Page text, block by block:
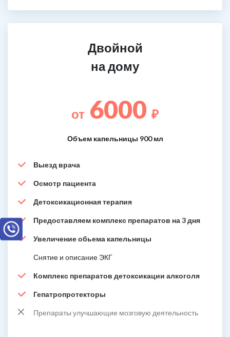
Двойной
на дому
от 6000 ₽
Объем капельницы 900 мл
Выезд врача
Осмотр пациента
Детоксикационная терапия
Предоставляем комплекс препаратов на 3 дня
Увеличение обьема капельницы
Снятие и описание ЭКГ
Комплекс препаратов детоксикации алкоголя
Гепатропротекторы
Препараты улучшающие мозговую деятельность